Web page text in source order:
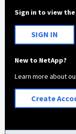
Sign in to view
SIGN IN
New to NetApp?
Learn more about
Create